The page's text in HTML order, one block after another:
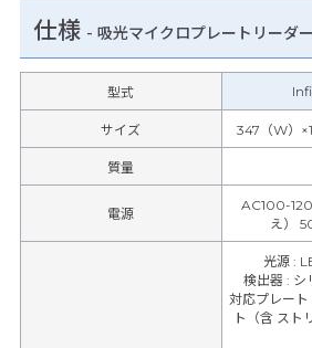
仕様 - 吸光マイクロプレートリー
型式
サイズ 347（W）
質量
電源
AC100-
え）
光源 :
検出器: シ
対応プレート
ト（含 スト